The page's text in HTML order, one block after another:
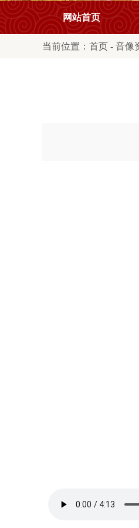
网站首页
当前位置： 首页 - 音像